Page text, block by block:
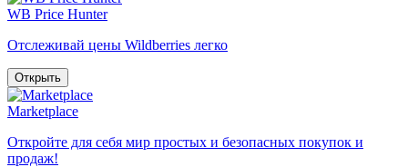
WB Price Hunter
Отслеживай цены Wildberries легко
Открыть
Marketplace
Откройте для себя мир простых и безопасных покупок и
продаж!